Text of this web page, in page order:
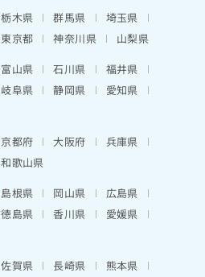
栃木県 群馬県
埼玉県
東京都 神奈川県
山梨県
富山県 石川県
福井県
岐阜県 静岡県
愛知県
京都府 大阪府
兵庫県
和歌山県
島根県 岡山県
広島県
徳島県 香川県
愛媛県
佐賀県 長崎県
熊本県